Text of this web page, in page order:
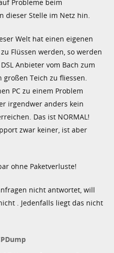
Probleme beim
dieser Stelle im Netz hin.
Welt hat einen eigenen
Flüssen werden, so werden
Anbieter vom Bach zum
Teich zu fliessen.
PC zu einem Problem
irgendwer anders kein
Das ist NORMAL!
zwar keiner, ist aber
ohne Paketverluste!
nicht antwortet, will
. Jedenfalls liegt das nicht